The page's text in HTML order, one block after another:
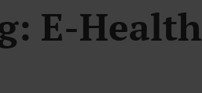
E-Health